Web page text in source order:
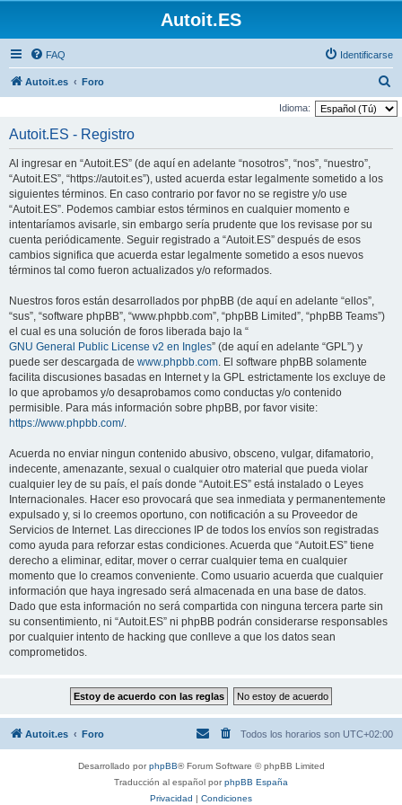
Autoit.ES
FAQ Identificarse
Autoit.es Foro
u
Idioma:
Autoit.ES - Registro
Al ingresar en “Autoit.ES” (de aquí en adelante “nosotros”, “nos”, “nuestro”,
“Autoit.ES”, “https://autoit.es”), usted acuerda estar legalmente sometido a los
siguientes términos. En caso contrario por favor no se registre y/o use
“Autoit.ES”. Podemos cambiar estos términos en cualquier momento e
intentaríamos avisarle, sin embargo sería prudente que los revisase por su
cuenta periódicamente. Seguir registrado a “Autoit.ES” después de esos
cambios significa que acuerda estar legalmente sometido a esos nuevos
términos tal como fueron actualizados y/o reformados.
Nuestros foros están desarrollados por phpBB (de aquí en adelante “ellos”,
“sus”, “software phpBB”, “www.phpbb.com”, “phpBB Limited”, “phpBB Teams”)
el cual es una solución de foros liberada bajo la “
GNU General Public License v2 en Ingles” (de aquí en adelante “GPL”) y
puede ser descargada de www.phpbb.com. El software phpBB solamente
facilita discusiones basadas en Internet y la GPL estrictamente los excluye de
lo que aprobamos y/o desaprobamos como conductas y/o contenido
permisible. Para más información sobre phpBB, por favor visite:
https://www.phpbb.com/.
Acuerda no enviar ningun contenido abusivo, obsceno, vulgar, difamatorio,
indecente, amenazante, sexual o cualquier otro material que pueda violar
cualquier ley de su país, el país donde “Autoit.ES” está instalado o Leyes
Internacionales. Hacer eso provocará que sea inmediata y permanentemente
expulsado y, si lo creemos oportuno, con notificación a su Proveedor de
Servicios de Internet. Las direcciones IP de todos los envíos son registradas
como ayuda para reforzar estas condiciones. Acuerda que “Autoit.ES” tiene
derecho a eliminar, editar, mover o cerrar cualquier tema en cualquier
momento que lo creamos conveniente. Como usuario acuerda que cualquier
información que haya ingresado será almacenada en una base de datos.
Dado que esta información no será compartida con ninguna tercera parte sin
su consentimiento, ni “Autoit.ES” ni phpBB podrán considerarse responsables
por cualquier intento de hacking que conlleve a que los datos sean
comprometidos.
Autoit.es Foro Todos los horarios son UTC+02:00
Desarrollado porphpBB® Forum Software © phpBB Limited
Traducción al español porphpBB España
Privacidad | Condiciones